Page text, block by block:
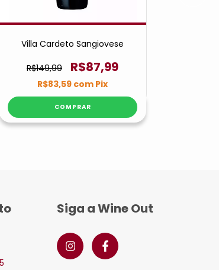
Villa Cardeto Sangiovese
R$149,99 R$87,99
R$83,59 com Pix
Siga a Wine Out